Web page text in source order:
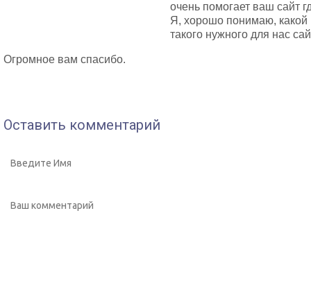
очень помогает ваш сайт
Я, хорошо понимаю, какой
такого нужного для нас
Огромное вам спасибо.
Оставить комментарий